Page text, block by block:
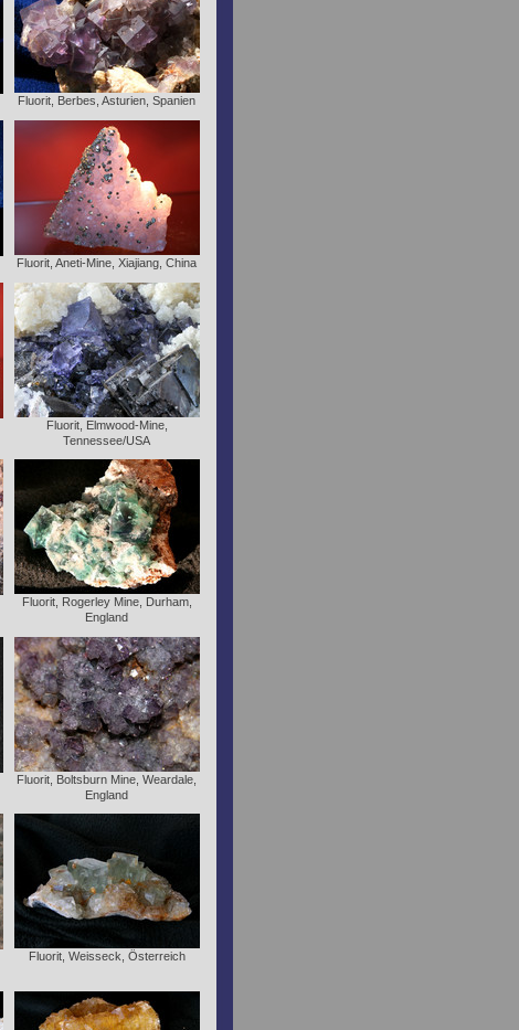
Fluorit, Berbes, Asturien, Spanien
Fluorit, Aneti-Mine, Xiajiang, China
Fluorit, Elmwood-Mine,
Tennessee/USA
Fluorit, Rogerley Mine, Durham,
England
Fluorit, Boltsburn Mine, Weardale,
England
Fluorit, Weisseck, Österreich